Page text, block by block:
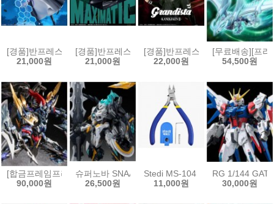
[경품]반프레스토 장송의 프리렌 EFFECTREME 페른
21,000원
[경품]반프레스토 주술회전 MAXIMATIC 피규어 후
21,000원
[경품]반프레스토 그란디스타 도
22,000원
[무료배송][프라
54,500원
[합금프레임프라모델]모터뉴클리어 MNP-XH16A 삼국지 전위
90,000원
슈퍼노바 SNAA 원탁기사단 베디비어
26,500원
Stedi MS-104 보급형 싱글 블레
11,000원
RG 1/144
30,000원